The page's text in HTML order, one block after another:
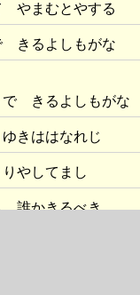
やまむとやする
きるよしもがな
きるよしもがな
きははなれじ
やしてまし
誰かきるべき